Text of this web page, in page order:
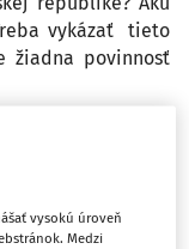
vykázať tieto
žiadna povinnosť
Prihláste sa
vysokú úroveň
Medzi